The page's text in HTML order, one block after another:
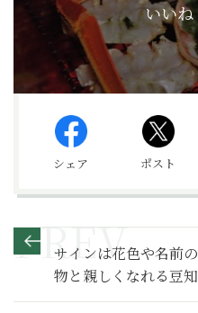
いい
シェア ポスト
サインは花色や名前
物と親しくなれる豆
ーデニング】